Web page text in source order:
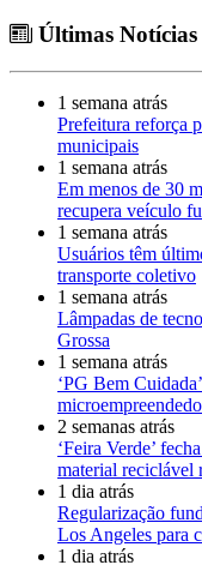
Últimas Notícias
1 semana atrás
Prefeitura reforça
municipais
1 semana atrás
Em menos de 30
recupera veículo
1 semana atrás
Usuários têm
transporte coletivo
1 semana atrás
Lâmpadas de
Grossa
1 semana atrás
‘PG Bem
2 semanas atrás
‘Feira Verde’
material reciclável
1 dia atrás
Regularização
Los Angeles para
1 dia atrás